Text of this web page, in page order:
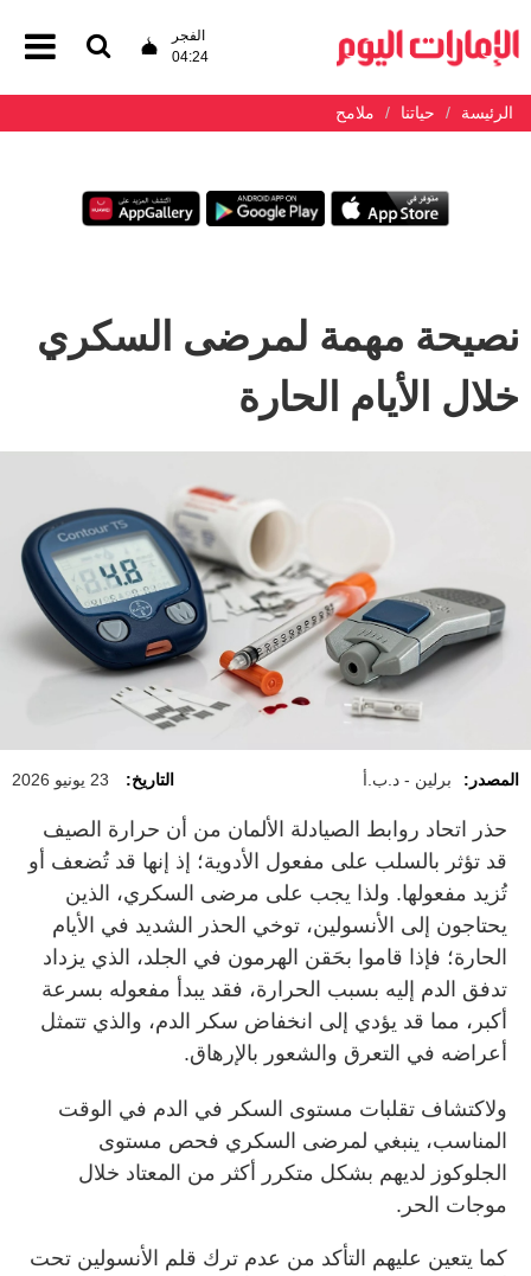
الفجر
04:24
الرئيسة حياتنا ملامح
نصيحة مهمة لمرضى السكري
خلال الأيام الحارة
المصدر: برلين - د.ب.أ التاريخ: 23 يونيو 2026
حذر اتحاد روابط الصيادلة الألمان من أن حرارة الصيف
قد تؤثر بالسلب على مفعول الأدوية؛ إذ إنها قد تُضعف أو
تُزيد مفعولها. ولذا يجب على مرضى السكري، الذين
يحتاجون إلى الأنسولين، توخي الحذر الشديد في الأيام
الحارة؛ فإذا قاموا بحَقن الهرمون في الجلد، الذي يزداد
تدفق الدم إليه بسبب الحرارة، فقد يبدأ مفعوله بسرعة
أكبر، مما قد يؤدي إلى انخفاض سكر الدم، والذي تتمثل
أعراضه في التعرق والشعور بالإرهاق.
ولاكتشاف تقلبات مستوى السكر في الدم في الوقت
المناسب، ينبغي لمرضى السكري فحص مستوى
الجلوكوز لديهم بشكل متكرر أكثر من المعتاد خلال
موجات الحر.
كما يتعين عليهم التأكد من عدم ترك قلم الأنسولين تحت